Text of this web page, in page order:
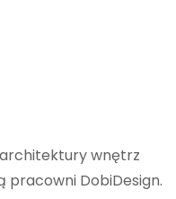
wnętrz
pracowni DobiDesign.